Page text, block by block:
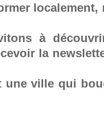
localement,
à
la
une ville qui